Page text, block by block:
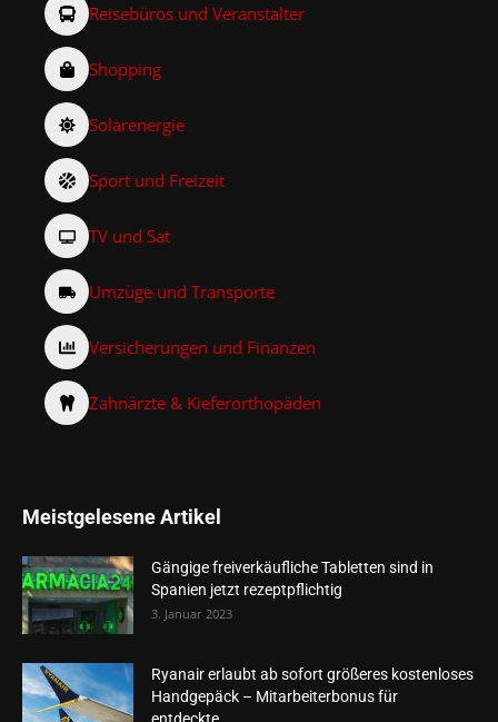
Reisebüros und Veranstalter
Shopping
Solarenergie
Sport und Freizeit
TV und Sat
Umzüge und Transporte
Versicherungen und Finanzen
Zahnärzte & Kieferorthopäden
Meistgelesene Artikel
Gängige freiverkäufliche Tabletten sind in
Spanien jetzt rezeptpflichtig
3. Januar 2023
Ryanair erlaubt ab sofort größeres kostenloses
Handgepäck – Mitarbeiterbonus für